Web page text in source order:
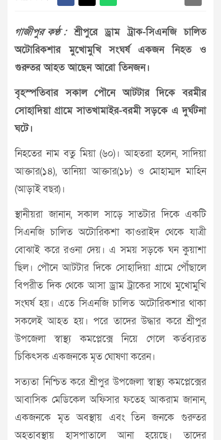
গাজীপুর কণ্ঠ :শ্রীপুরে ড্রাম ট্রাক-সিএনজি চালিত
অটোরিকশার মুখোমুখি সংঘর্ষ একজন নিহত ও
গুরুতর আহত আছেন আরো তিনজন।
বৃহস্পতিবার সকাল পৌনে আটটার দিকে বরমীর
সোহাদিয়া গ্রামে সাতখামাইর-বরমী সড়কে এ দুর্ঘটনা
ঘটে।
নিহতের নাম বতু মিয়া (৬০)। আহতরা হলেন, সাদিয়া
আক্তার(১৪), তানিয়া আক্তার(১৮) ও মোহাম্মদ মাহিন
(আড়াই বছর)।
স্থানীয়রা জানান, সকাল সাড়ে সাতটার দিকে একটি
সিএনজি চালিত অটোরিকশা কাওরাইদ থেকে যাত্রী
বোঝাই করে রওনা দেয়। এ সময় সড়কে ঘন কুয়াশা
ছিল। পৌনে আটটার দিকে সোহাদিয়া গ্রামে পৌঁছালে
বিপরীত দিক থেকে আসা ড্রাম ট্রাকের সাথে মুখোমুখি
সংঘর্ষ হয়। এতে সিএনজি চালিত অটোরিকশার থাকা
সকলেই আহত হয়। পরে তাদের উদ্ধার করে শ্রীপুর
উপজেলা স্বাস্থ্য কমপ্লেক্সে নিয়ে গেলে কর্তব্যরত
চিকিৎসক একজনকে মৃত ঘোষণা করেন।
সত্যতা নিশ্চিত করে শ্রীপুর উপজেলা স্বাস্থ্য কমপ্লেক্সের
আবাসিক মেডিকেল অফিসার ফতেহ আকরাম জানান,
একজনকে মৃত অবস্থায় এবং তিন জনকে গুরুতর
অহতাবস্থায় হাসপাতালে আনা হয়েছে। তাদের